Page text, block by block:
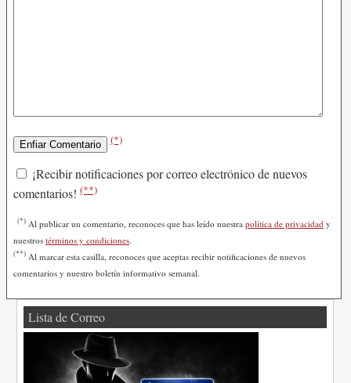
(*)
¡Recibir notificaciones por correo electrónico de nuevos
comentarios! (**)
(*) Al publicar un comentario, reconoces que has leído nuestra política de privacidad y
nuestros términos y condiciones.
(**) Al marcar esta casilla, reconoces que aceptas recibir notificaciones de nuevos
comentarios y nuestro boletín informativo semanal.
Lista de Correo